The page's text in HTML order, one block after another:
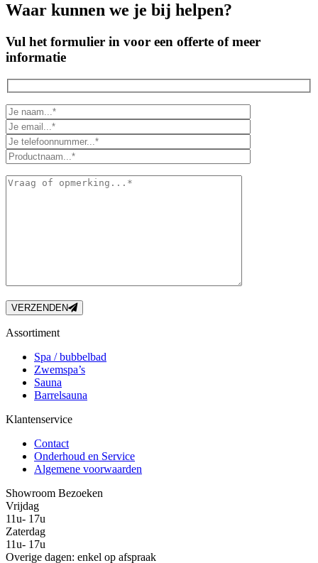
Waar kunnen we je bij helpen?
Vul het formulier in voor een offerte of meer
informatie
VERZENDEN
Assortiment
Spa / bubbelbad
Zwemspa’s
Sauna
Barrelsauna
Klantenservice
Contact
Onderhoud en Service
Algemene voorwaarden
Showroom Bezoeken
Vrijdag
11u- 17u
Zaterdag
11u- 17u
Overige dagen: enkel op afspraak